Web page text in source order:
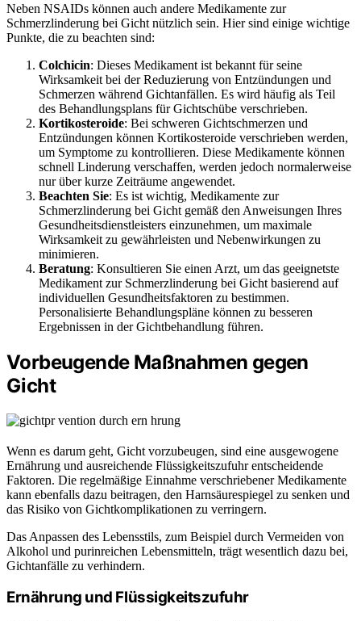
Neben NSAIDs können auch andere Medikamente zur
Schmerzlinderung bei Gicht nützlich sein. Hier sind einige wichtige
Punkte, die zu beachten sind:
Colchicin: Dieses Medikament ist bekannt für seine
Wirksamkeit bei der Reduzierung von Entzündungen und
Schmerzen während Gichtanfällen. Es wird häufig als Teil
des Behandlungsplans für Gichtschübe verschrieben.
Kortikosteroide: Bei schweren Gichtschmerzen und
Entzündungen können Kortikosteroide verschrieben werden,
um Symptome zu kontrollieren. Diese Medikamente können
schnell Linderung verschaffen, werden jedoch normalerweise
nur über kurze Zeiträume angewendet.
Beachten Sie: Es ist wichtig, Medikamente zur
Schmerzlinderung bei Gicht gemäß den Anweisungen Ihres
Gesundheitsdienstleisters einzunehmen, um maximale
Wirksamkeit zu gewährleisten und Nebenwirkungen zu
minimieren.
Beratung: Konsultieren Sie einen Arzt, um das geeignetste
Medikament zur Schmerzlinderung bei Gicht basierend auf
individuellen Gesundheitsfaktoren zu bestimmen.
Personalisierte Behandlungspläne können zu besseren
Ergebnissen in der Gichtbehandlung führen.
Vorbeugende Maßnahmen gegen
Gicht
Wenn es darum geht, Gicht vorzubeugen, sind eine ausgewogene
Ernährung und ausreichende Flüssigkeitszufuhr entscheidende
Faktoren. Die regelmäßige Einnahme verschriebener Medikamente
kann ebenfalls dazu beitragen, den Harnsäurespiegel zu senken und
das Risiko von Gichtkomplikationen zu verringern.
Das Anpassen des Lebensstils, zum Beispiel durch Vermeiden von
Alkohol und purinreichen Lebensmitteln, trägt wesentlich dazu bei,
Gichtanfälle zu verhindern.
Ernährung und Flüssigkeitszufuhr